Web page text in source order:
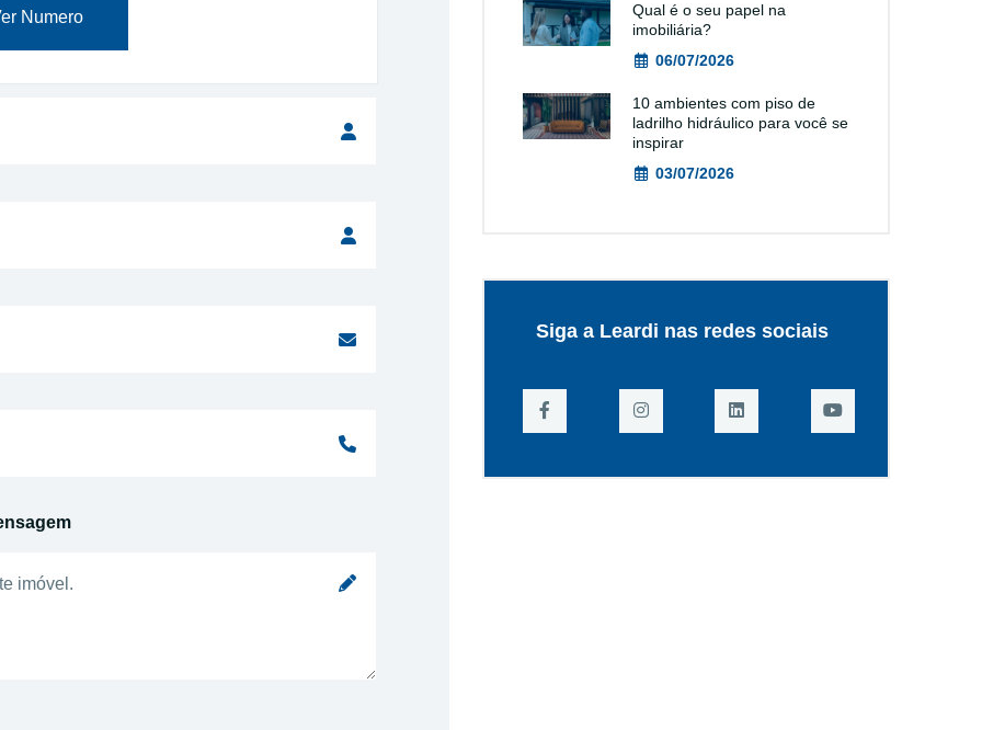
Numero
Qual é o seu papel na
imobiliária?
06/07/2026
10 ambientes com piso de
ladrilho hidráulico para você se
inspirar
03/07/2026
Siga a Leardi nas redes sociais